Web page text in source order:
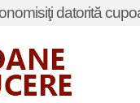
datorită